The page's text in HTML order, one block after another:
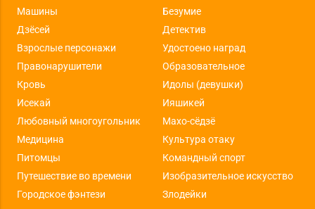
Машины
Безумие
Дзёсей
Детектив
Взрослые персонажи
Удостоено наград
Правонарушители
Образовательное
Кровь
Идолы (девушки)
Исекай
Ияшикей
Любовный многоугольник
Махо-сёдзё
Медицина
Культура отаку
Питомцы
Командный спорт
Путешествие во времени
Изобразительное искусство
Городское фэнтези
Злодейки